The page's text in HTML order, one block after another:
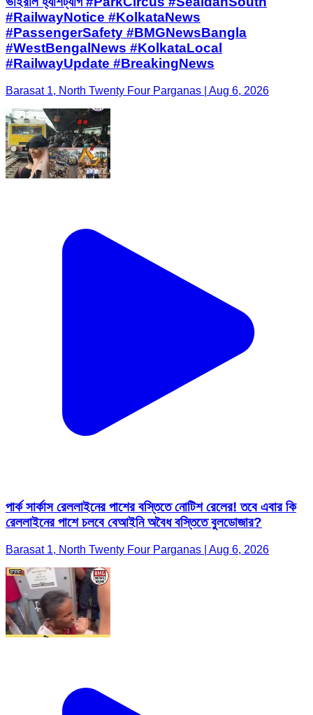
#RailwayNotice #KolkataNews
#PassengerSafety #BMGNewsBangla
#WestBengalNews #KolkataLocal
#RailwayUpdate #BreakingNews
Barasat 1, North Twenty Four Parganas | Aug 6, 2026
পার্ক সার্কাস রেললাইনের পাশের বস্তিতে নোটিশ রেলের! তবে এবার কি
রেললাইনের পাশে চলবে বেআইনি অবৈধ বস্তিতে বুলডোজার?
Barasat 1, North Twenty Four Parganas | Aug 6, 2026